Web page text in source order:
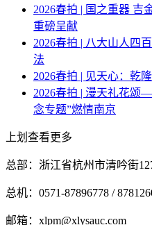
2026春拍 | 国之重器 吉
重磅呈献
2026春拍 | 八大山人四
法
2026春拍 | 见天心：乾
2026春拍 | 漫天礼花颂
念专题”燃情南京
上划查看更多
总部：浙江省杭州市清吟街
总机：0571-87896778 /
邮箱：xlpm@xlysauc.com